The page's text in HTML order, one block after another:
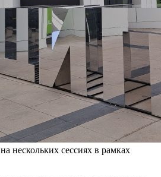
нескольких сессиях в рамках